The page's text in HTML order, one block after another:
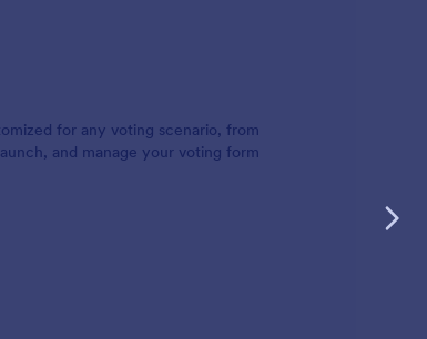
for any voting scenario, from
and manage your voting form